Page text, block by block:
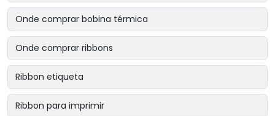
Onde comprar bobina térmica
Onde comprar ribbons
Ribbon etiqueta
Ribbon para imprimir